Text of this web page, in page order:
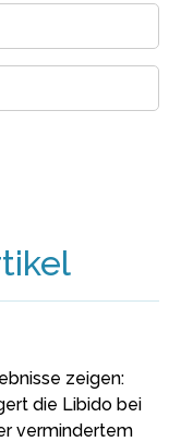
zeigen:
die Libido bei
vermindertem